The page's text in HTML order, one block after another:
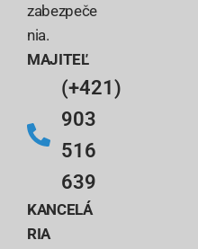
zabezpeče
nia.
MAJITEĽ
(+421)
903
516
639
KANCELÁ
RIA